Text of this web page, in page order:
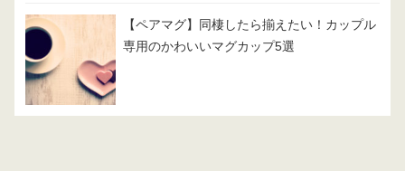
【ペアマグ】同棲したら揃えたい！カップル
専用のかわいいマグカップ5選